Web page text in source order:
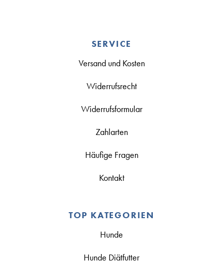
SERVICE
Versand und Kosten
Widerrufsrecht
Widerrufsformular
Zahlarten
Häufige Fragen
Kontakt
TOP KATEGORIEN
Hunde
Hunde Diätfutter